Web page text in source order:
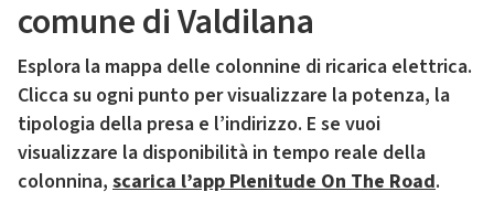
comune di Valdilana
Esplora la mappa delle colonnine di ricarica elettrica.
Clicca su ogni punto per visualizzare la potenza, la
tipologia della presa e l’indirizzo. E se vuoi
visualizzare la disponibilità in tempo reale della
colonnina, scarica l’app Plenitude On The Road.